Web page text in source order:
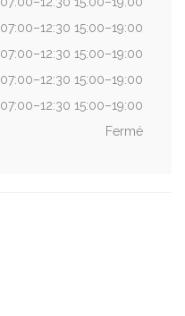
07:00–12:30 15:00–19:00
07:00–12:30 15:00–19:00
07:00–12:30 15:00–19:00
07:00–12:30 15:00–19:00
Fermé